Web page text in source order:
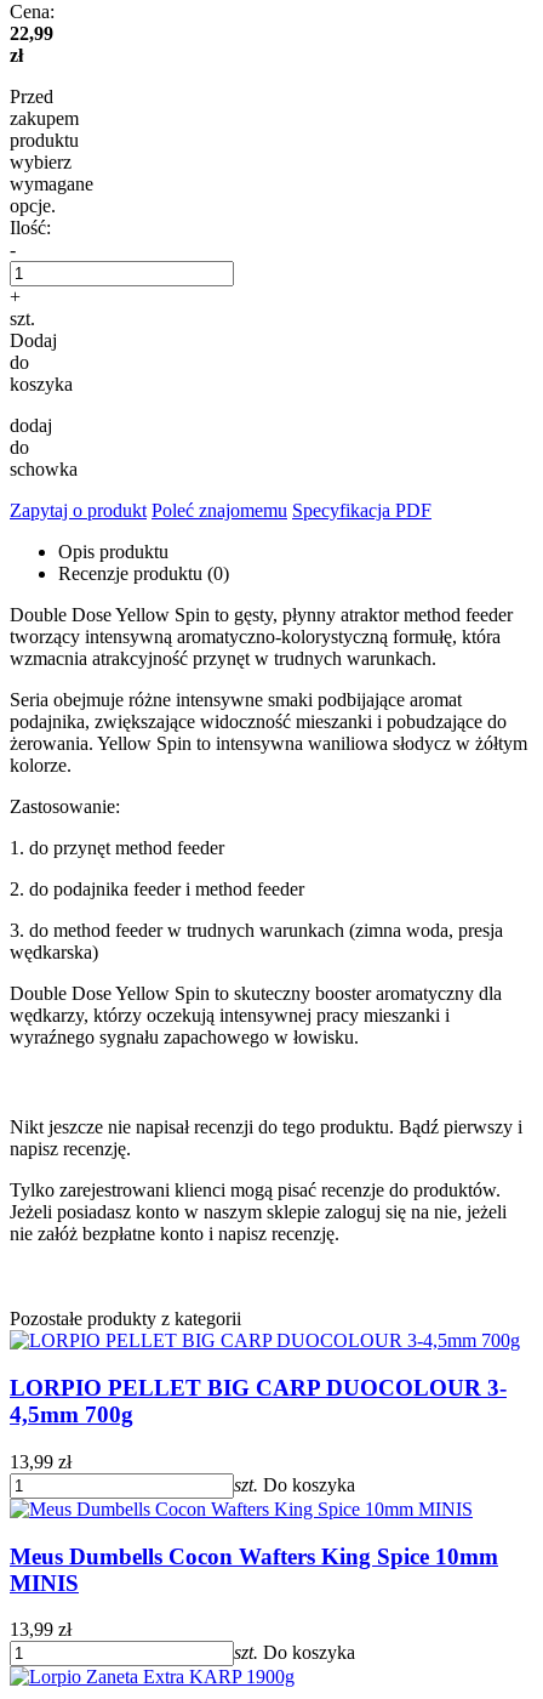
Cena:
22,99
zł
Przed
zakupem
produktu
wybierz
wymagane
opcje.
Ilość:
-
+
szt.
Dodaj
do
koszyka
dodaj
do
schowka
Zapytaj o produkt Poleć znajomemu Specyfikacja PDF
Opis produktu
Recenzje produktu (0)
Double Dose Yellow Spin to gęsty, płynny atraktor method feeder
tworzący intensywną aromatyczno-kolorystyczną formułę, która
wzmacnia atrakcyjność przynęt w trudnych warunkach.
Seria obejmuje różne intensywne smaki podbijające aromat
podajnika, zwiększające widoczność mieszanki i pobudzające do
żerowania. Yellow Spin to intensywna waniliowa słodycz w żółtym
kolorze.
Zastosowanie:
1. do przynęt method feeder
2. do podajnika feeder i method feeder
3. do method feeder w trudnych warunkach (zimna woda, presja
wędkarska)
Double Dose Yellow Spin to skuteczny booster aromatyczny dla
wędkarzy, którzy oczekują intensywnej pracy mieszanki i
wyraźnego sygnału zapachowego w łowisku.
Nikt jeszcze nie napisał recenzji do tego produktu. Bądź pierwszy i
napisz recenzję.
Tylko zarejestrowani klienci mogą pisać recenzje do produktów.
Jeżeli posiadasz konto w naszym sklepie zaloguj się na nie, jeżeli
nie załóż bezpłatne konto i napisz recenzję.
Pozostałe produkty z kategorii
LORPIO PELLET BIG CARP DUOCOLOUR 3-
4,5mm 700g
13,99 zł
szt. Do koszyka
Meus Dumbells Cocon Wafters King Spice 10mm
MINIS
13,99 zł
szt. Do koszyka